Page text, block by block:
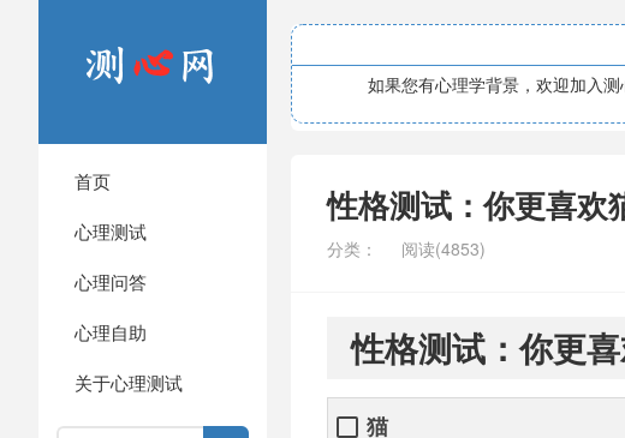
首页
心理测试
心理问答
心理自助
关于心理测试
如果您有心理学背景，欢迎加入
性格测试：你更喜欢
分类： 阅读(4853)
性格测试：你更
猫